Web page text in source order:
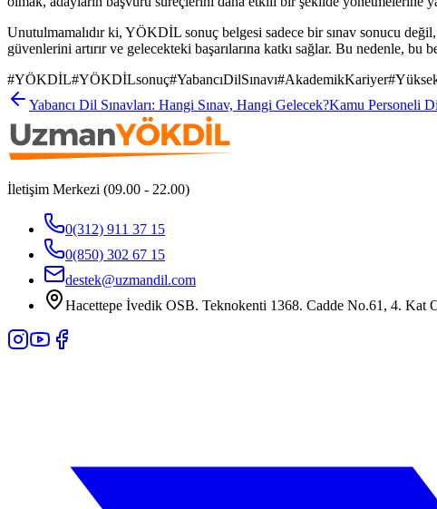
Unutulmamalıdır ki, YÖKDİL sonuç belgesi sadece bir sınav sonucu
güvenlerini artırır ve gelecekteki başarılarına katkı sağlar. Bu nedenle,
#YÖKDİL#YÖKDİLsonuç#YabancıDilSınavı#AkademikKariyer#
Yabancı Dil Sınavları: Hangi Sınav, Hangi Gelecek?Kamu Personeli
İletişim Merkezi (09.00 - 22.00)
0(312) 911 37 15
0(850) 302 67 15
destek@uzmandil.com
Hacettepe İvedik OSB. Teknokenti 1368. Cadde No.61, 4.